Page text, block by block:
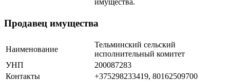
имущества.
Продавец имущества
Наименование
Тельминский сельский
исполнительный комитет
УНП
200087283
Контакты
+375298233419, 80162509700